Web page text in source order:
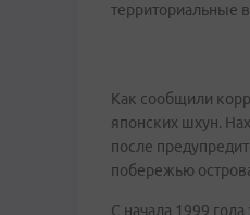
территориальные
Как сообщили
японских шхун.
после
побережью
С начала 1999